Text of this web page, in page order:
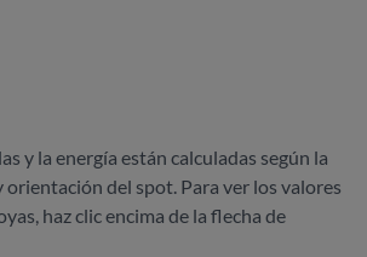
y la energía están calculadas según la
orientación del spot. Para ver los valores
haz clic encima de la flecha de